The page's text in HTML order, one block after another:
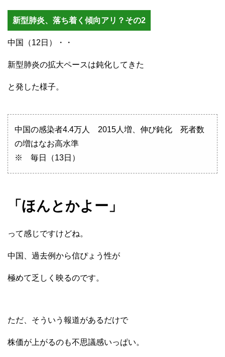
新型肺炎、落ち着く傾向アリ？その2
中国（12日）・・
新型肺炎の拡大ペースは鈍化してきた
と発した様子。
中国の感染者4.4万人 2015人増、伸び鈍化 死者数
の増はなお高水準
※ 毎日（13日）
「ほんとかよー」
って感じですけどね。
中国、過去例から信ぴょう性が
極めて乏しく映るのです。
ただ、そういう報道があるだけで
株価が上がるのも不思議感いっぱい。